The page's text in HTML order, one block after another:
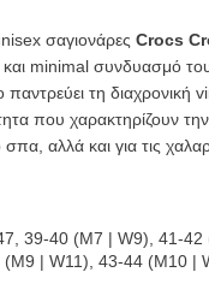
σαγιονάρες Crocs
minimal συνδυασμό
παντρεύει τη διαχρονική
που χαρακτηρίζουν
αλλά και για τις
39-40 (M7 | W9) 41-42
(M9 | W11) 43-44 (M10 |